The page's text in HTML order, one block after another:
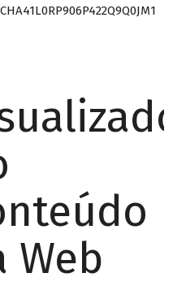
Web